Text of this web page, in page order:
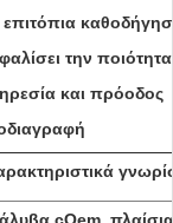
την
και πρόοδος